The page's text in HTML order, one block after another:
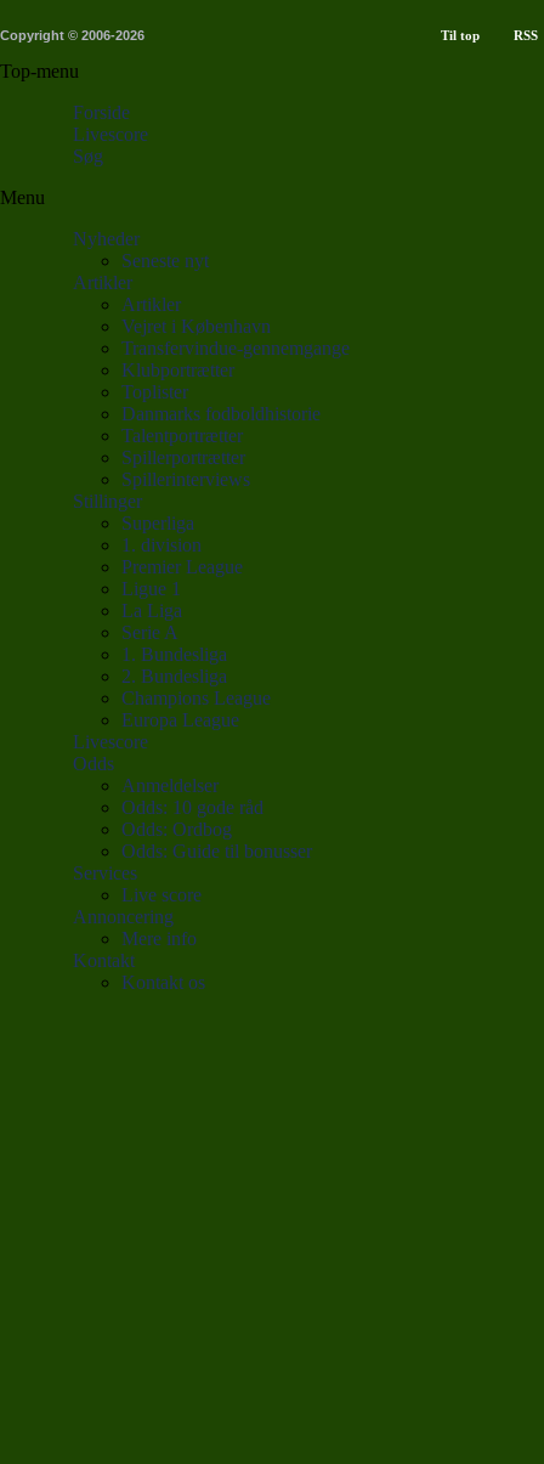
Copyright © 2006-2026 Til top RSS
Top-menu
Forside
Livescore
Søg
Menu
Nyheder
Seneste nyt
Artikler
Artikler
Vejret i København
Transfervindue-gennemgange
Klubportrætter
Toplister
Danmarks fodboldhistorie
Talentportrætter
Spillerportrætter
Spillerinterviews
Stillinger
Superliga
1. division
Premier League
Ligue 1
La Liga
Serie A
1. Bundesliga
2. Bundesliga
Champions League
Europa League
Livescore
Odds
Anmeldelser
Odds: 10 gode råd
Odds: Ordbog
Odds: Guide til bonusser
Services
Live score
Annoncering
Mere info
Kontakt
Kontakt os